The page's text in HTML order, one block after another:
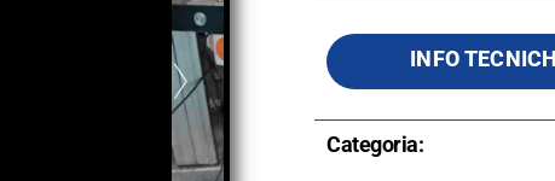
INFO
Categoria: